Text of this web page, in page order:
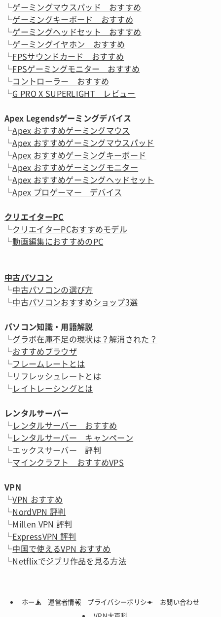
└ゲーミングマウスパッド おすすめ
└ゲーミングキーボード おすすめ
└ゲーミングヘッドセット おすすめ
└ゲーミングイヤホン おすすめ
└FPSサウンドカード おすすめ
└FPSゲーミングモニター おすすめ
└コントローラー おすすめ
└G PRO X SUPERLIGHT レビュー
Apex Legendsゲーミングデバイス
└Apex おすすめゲーミングマウス
└Apex おすすめゲーミングマウスパッド
└Apex おすすめゲーミングキーボード
└Apex おすすめゲーミングモニター
└Apex おすすめゲーミングヘッドセット
└Apex プロゲーマー デバイス
クリエイターPC
└クリエイターPCおすすめモデル
└動画編集におすすめのPC
中古パソコン
└中古パソコンの選び方
└中古パソコンおすすめショップ3選
パソコン知識・用語解説
└グラボ在庫不足の現状は？解消された？
└おすすめブラウザ
└フレームレートとは
└リフレッシュレートとは
└ レイトレーシングとは
レンタルサーバー
└ レンタルサーバー おすすめ
└ レンタルサーバー キャンペーン
└エックスサーバー 評判
└マインクラフト おすすめVPS
VPN
└VPN おすすめ
└NordVPN 評判
└Millen VPN 評判
└ExpressVPN 評判
└中国で使えるVPN おすすめ
└Netflixでジブリ作品を見る方法
ホーム 運営者情報 プライバシーポリシー
お問い合わせ